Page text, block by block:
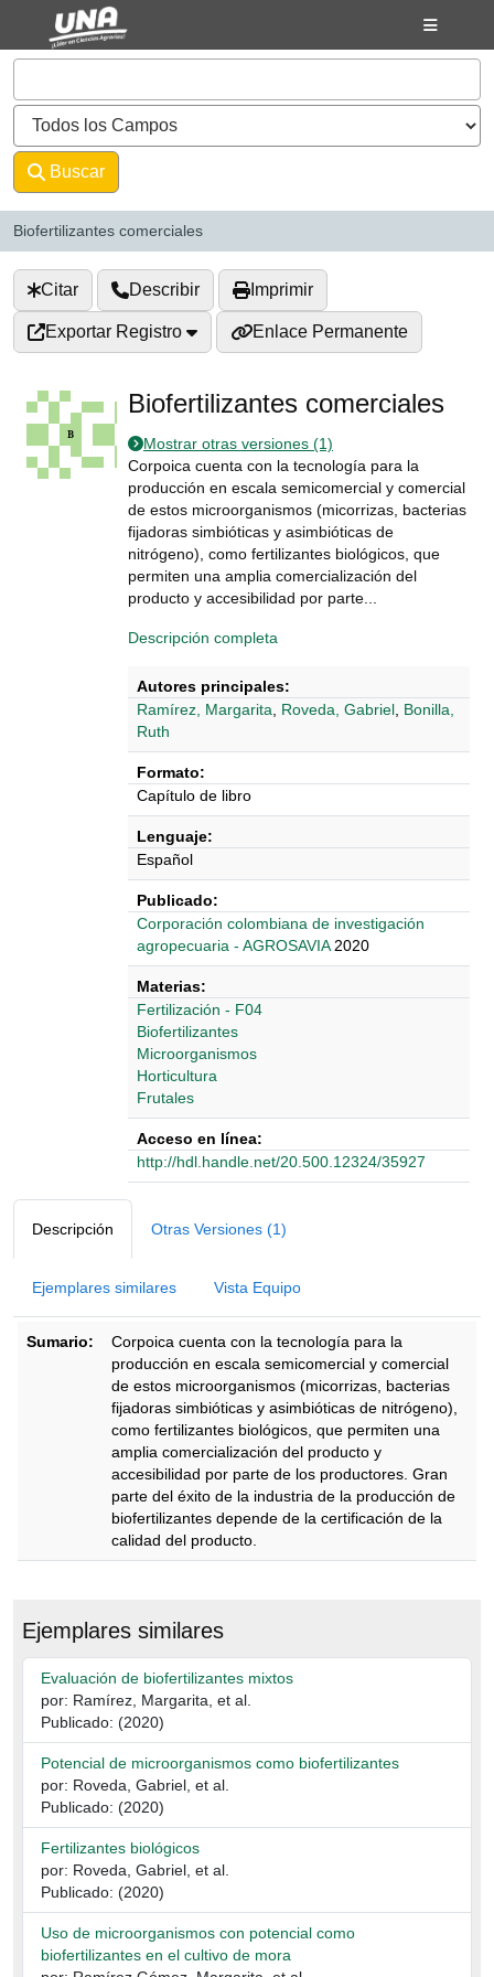
Saltar al contenido
VuFind
Buscar
Biofertilizantes comerciales
Citar Describir Imprimir
Exportar Registro Enlace Permanente
Biofertilizantes comerciales
Mostrar otras versiones (1)
Corpoica cuenta con la tecnología para la
producción en escala semicomercial y comercial
de estos microorganismos (micorrizas, bacterias
fijadoras simbióticas y asimbióticas de
nitrógeno), como fertilizantes biológicos, que
permiten una amplia comercialización del
producto y accesibilidad por parte...
Descripción completa
Autores principales:
Ramírez, Margarita, Roveda, Gabriel, Bonilla,
Ruth
Formato:
Capítulo de libro
Lenguaje:
Español
Publicado:
‎‎Corporación colombiana de investigación
agropecuaria - AGROSAVIA 2020
Materias:
Fertilización - F04
Biofertilizantes
Microorganismos
Horticultura
Frutales
Acceso en línea:
http://hdl.handle.net/20.500.12324/35927
Descripción Otras Versiones (1)
Ejemplares similares Vista Equipo
Sumario:
Corpoica cuenta con la tecnología para la
producción en escala semicomercial y comercial
de estos microorganismos (micorrizas, bacterias
fijadoras simbióticas y asimbióticas de nitrógeno),
como fertilizantes biológicos, que permiten una
amplia comercialización del producto y
accesibilidad por parte de los productores. Gran
parte del éxito de la industria de la producción de
biofertilizantes depende de la certificación de la
calidad del producto.
Ejemplares similares
Evaluación de biofertilizantes mixtos
por: Ramírez, Margarita, et al.
Publicado: (2020)
Potencial de microorganismos como biofertilizantes
por: Roveda, Gabriel, et al.
Publicado: (2020)
Fertilizantes biológicos
por: Roveda, Gabriel, et al.
Publicado: (2020)
Uso de microorganismos con potencial como
biofertilizantes en el cultivo de mora